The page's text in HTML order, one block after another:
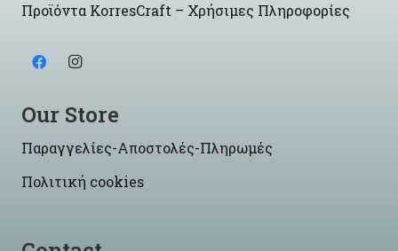
Προϊόντα KorresCraft – Χρήσιμες Πληροφορίες
Our Store
Παραγγελίες-Αποστολές-Πληρωμές
Πολιτική cookies